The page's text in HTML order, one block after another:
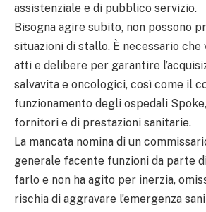
assistenziale e di pubblico servizio.
Bisogna agire subito, non possono
situazioni di stallo. È necessario che
atti e delibere per garantire
salvavita e oncologici, così come il
funzionamento degli ospedali
fornitori e di prestazioni sanitarie.
La mancata nomina di un
generale facente funzioni da parte
farlo e non ha agito per inerzia,
rischia di aggravare l’emergenza